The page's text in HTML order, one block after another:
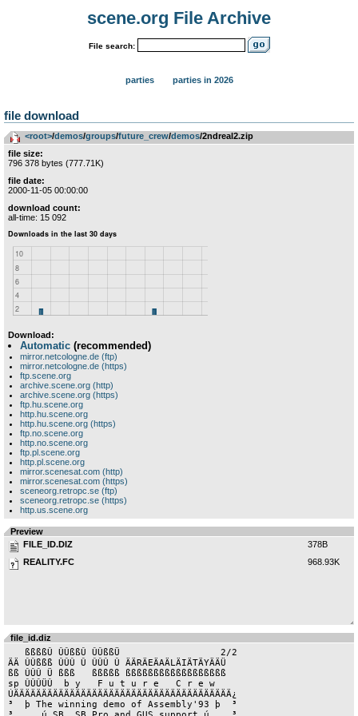
scene.org File Archive
File search:
parties parties in 2026
file download
<root>­/­demos­/­groups­/­future_crew­/­demos/2ndreal2.zip
file size:
796 378 bytes (777.71K)
file date:
2000-11-05 00:00:00
download count:
all-time: 15 092
Download:
Automatic (recommended)
mirror.netcologne.de (ftp)
mirror.netcologne.de (https)
ftp.scene.org
archive.scene.org (http)
archive.scene.org (https)
ftp.hu.scene.org
http.hu.scene.org
http.hu.scene.org (https)
ftp.no.scene.org
http.no.scene.org
ftp.pl.scene.org
http.pl.scene.org
mirror.scenesat.com (http)
mirror.scenesat.com (https)
sceneorg.retropc.se (ftp)
sceneorg.retropc.se (https)
http.us.scene.org
Preview
FILE_ID.DIZ
378B
REALITY.FC
968.93K
file_id.diz
ÄÄ ÛÛßßß ÛÛÛ Û ÛÛÛ Û ÄÄRÄEÄAÄLÄIÄTÄYÄÄÜ
ßß ÛÛÛ Ü ßßß   ßßßßß ßßßßßßßßßßßßßßßßßß
sp ÛÛÛÜÛ  b y   F u t u r e   C r e w
ÚÄÄÄÄÄÄÄÄÄÄÄÄÄÄÄÄÄÄÄÄÄÄÄÄÄÄÄÄÄÄÄÄÄÄÄÄÄÄÄ¿
³  þ The winning demo of Assembly'93 þ  ³